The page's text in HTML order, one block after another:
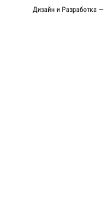
Дизайн и Разработка —